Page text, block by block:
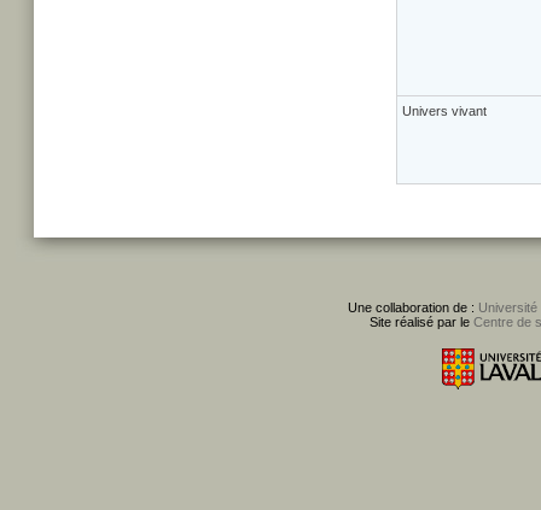
Univers vivant
Une collaboration de : Université
Site réalisé par le Centre de